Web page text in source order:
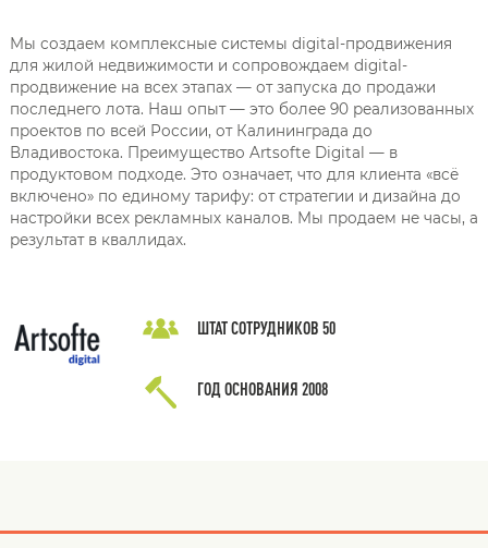
Мы создаем комплексные системы digital-продвижения
для жилой недвижимости и сопровождаем digital-
продвижение на всех этапах — от запуска до продажи
последнего лота. Наш опыт — это более 90 реализованных
проектов по всей России, от Калининграда до
Владивостока. Преимущество Artsofte Digital — в
продуктовом подходе. Это означает, что для клиента «всё
включено» по единому тарифу: от стратегии и дизайна до
настройки всех рекламных каналов. Мы продаем не часы, а
результат в кваллидах.
ШТАТ СОТРУДНИКОВ 50
ГОД ОСНОВАНИЯ 2008